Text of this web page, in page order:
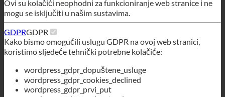
wordpress_gdpr_dopuštene_usluge
wordpress_gdpr_cookies_declined
wordpress_gdpr_prvi_put
wordpress_gdpr_prvi_put_url
Tehnički kolačići
Za korištenje ove web stranice koristimo sljedeće tehnički
potrebne kolačiće